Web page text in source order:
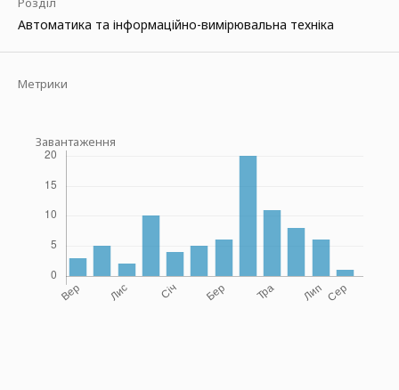
Автоматика та інформаційно-вимірювальна техніка
Метрики
Завантаження